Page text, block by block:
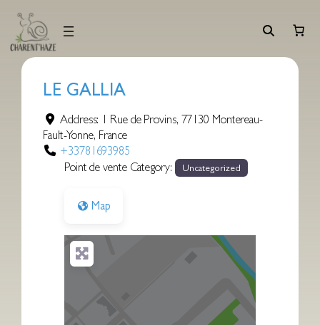
contenu
LE GALLIA
Address: 1 Rue de Provins, 77130 Montereau-
Fault-Yonne, France
+33781693985
Point de vente Category:
Uncategorized
Map